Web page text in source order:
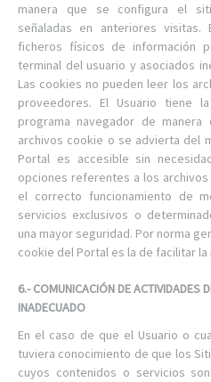
manera que se configura el
señaladas en anteriores
ficheros físicos de información
terminal del usuario y asociados
Las cookies no pueden leer los
proveedores. El Usuario tiene
programa navegador de
archivos cookie o se advierta del
Portal es accesible sin
opciones referentes a los
el correcto funcionamiento de
servicios exclusivos o
una mayor seguridad. Por norma
cookie del Portal es la de facilitar la
6.- COMUNICACIÓN DE ACTIVIDADES
INADECUADO
En el caso de que el Usuario o
tuviera conocimiento de que los
cuyos contenidos o servicios